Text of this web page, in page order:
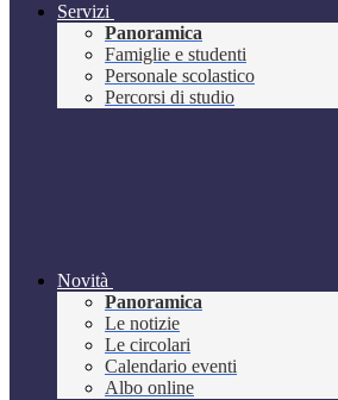
Servizi
Panoramica
Famiglie e studenti
Personale scolastico
Percorsi di studio
Novità
Panoramica
Le notizie
Le circolari
Calendario eventi
Albo online